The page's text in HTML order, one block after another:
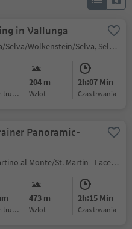
in Vallunga
Selva/Sëlva/Wolkenstein/Sëlva, Sëlva/Selva di Val Gardena, Dolomites Region Val Gardena
204 m
Wzlot
2h:07 Min
czas trwania
Panoramic-
S. Martino al Monte/St. Martin - Laces/Latsch, Latsch/Laces, Vinschgau/Val Venosta
473 m
Wzlot
2h:15 Min
czas trwania